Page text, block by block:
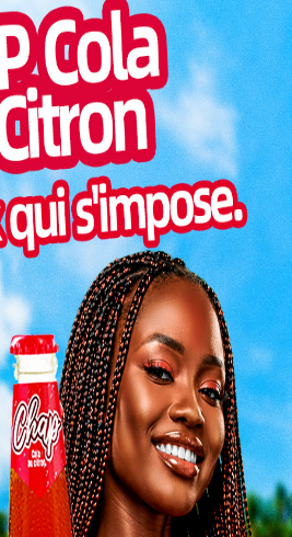
danseurs, les chants des femmes
l’âme de la Kozah. Plus qu’une
fut un moment de communion
Et comme pour marquer la solennité
Gnassingbé, a honoré de sa
à ce patrimoine vivant.
@Togo Presse
prêt à écrire leur nom dans la